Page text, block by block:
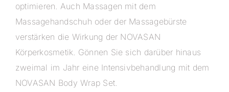
optimieren. Auch Massagen mit dem
Massagehandschuh oder der Massagebürste
verstärken die Wirkung der NOVASAN
Körperkosmetik. Gönnen Sie sich darüber hinaus
zweimal im Jahr eine Intensivbehandlung mit dem
NOVASAN Body Wrap Set.